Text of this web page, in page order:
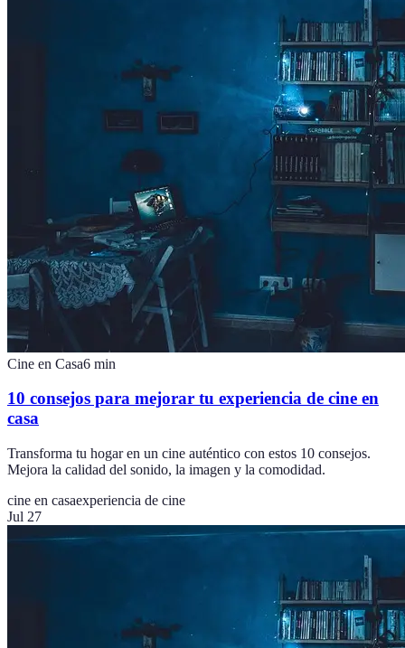
Cine en Casa6 min
10 consejos para mejorar tu experiencia de cine en
casa
Transforma tu hogar en un cine auténtico con estos 10 consejos.
Mejora la calidad del sonido, la imagen y la comodidad.
cine en casaexperiencia de cine
Jul 27